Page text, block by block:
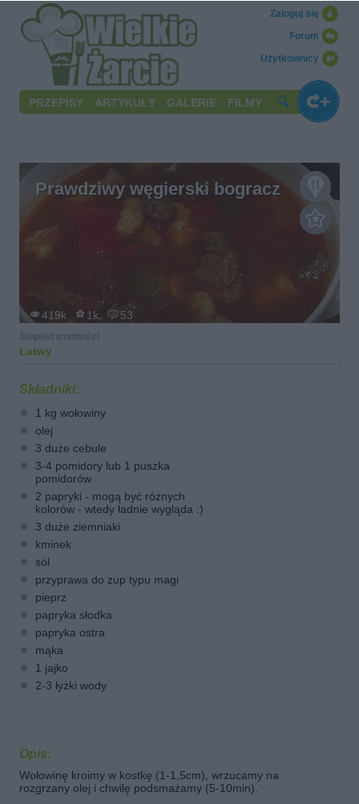
Użytkownicy
Forum
Zaloguj się
PRZEPISY ARTYKUŁY GALERIE FILMY
Prawdziwy węgierski bogracz
419k 1k 53
Łatwy
Składniki:
1 kg wołowiny
olej
3 duże cebule
3-4 pomidory lub 1 puszka
pomidorów
2 papryki - mogą być różnych
kolorów - wtedy ładnie wygląda :)
3 duże ziemniaki
kminek
sól
przyprawa do zup typu magi
pieprz
papryka słodka
papryka ostra
mąka
1 jajko
2-3 łyżki wody
Opis:
Wołowinę kroimy w kostkę (1-1,5cm), wrzucamy na
rozgrzany olej i chwilę podsmażamy (5-10min).